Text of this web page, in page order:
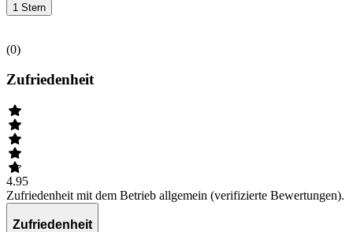
1 Stern
(0)
Zufriedenheit
4.95
Zufriedenheit mit dem Betrieb allgemein (verifizierte Bewertungen).
Zufriedenheit